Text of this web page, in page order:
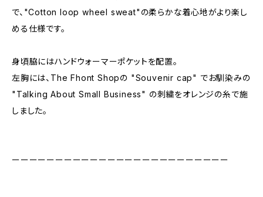
で、"Cotton loop wheel sweat"の柔らかな着心地がより楽し
める仕様です。
身頃脇にはハンドウォーマーポケットを配置。
左胸には、The Fhont Shopの "Souvenir cap" でお馴染みの
"Talking About Small Business" の刺繍をオレンジの糸で施
しました。
ーーーーーーーーーーーーーーーーーーーーーーーーー